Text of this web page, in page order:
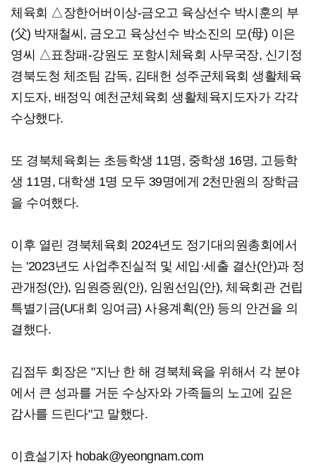
체육회 △장한어버이상-금오고 육상선수 박시훈의 부
(父) 박재철씨, 금오고 육상선수 박소진의 모(母) 이은
영씨 △표창패-강원도 포항시체육회 사무국장, 신기정
경북도청 체조팀 감독, 김태헌 성주군체육회 생활체육
지도자, 배정익 예천군체육회 생활체육지도자가 각각
수상했다.
또 경북체육회는 초등학생 11명, 중학생 16명, 고등학
생 11명, 대학생 1명 모두 39명에게 2천만원의 장학금
을 수여했다.
이후 열린 경북체육회 2024년도 정기대의원총회에서
는 '2023년도 사업추진실적 및 세입·세출 결산(안)과 정
관개정(안), 임원증원(안), 임원선임(안), 체육회관 건립
특별기금(U대회 잉여금) 사용계획(안) 등의 안건을 의
결했다.
김점두 회장은 "지난 한 해 경북체육을 위해서 각 분야
에서 큰 성과를 거둔 수상자와 가족들의 노고에 깊은
감사를 드린다"고 말했다.
이효설기자 hobak@yeongnam.com